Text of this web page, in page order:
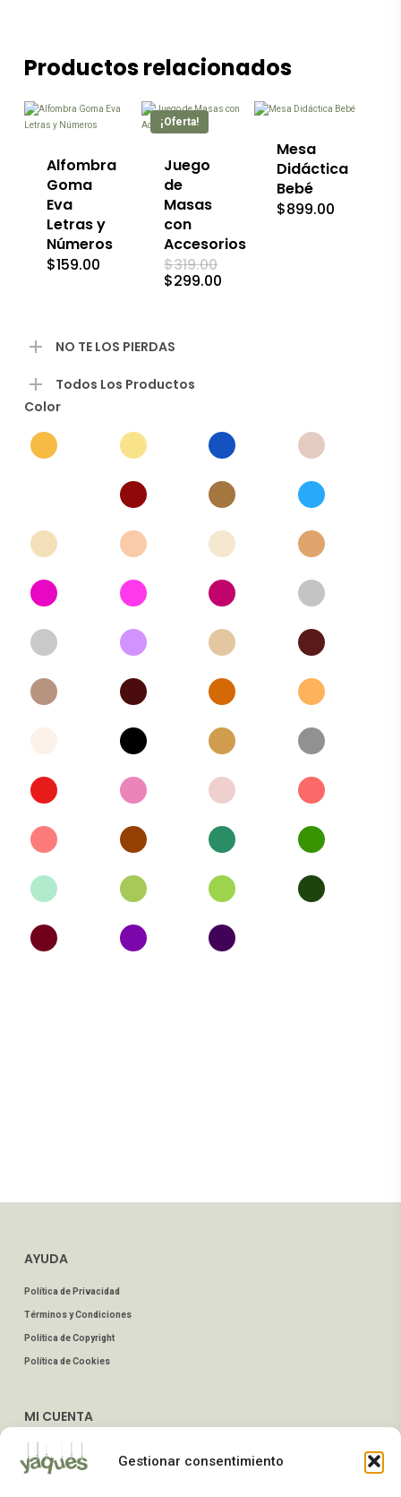
Gestionar consentimiento
Productos relacionados
Alfombra
Goma
Eva
Letras y
Números
$159.00
¡Oferta!
Juego
de
Masas
con
Accesorios
$319.00El
precio
original
$299.00
Mesa
Didáctica
Bebé
$899.00
NO TE LOS PIERDAS
Todos Los Productos
Color
AYUDA
Política de Privacidad
Términos y Condiciones
Política de Copyright
Política de Cookies
MI CUENTA
Dirección de Envío